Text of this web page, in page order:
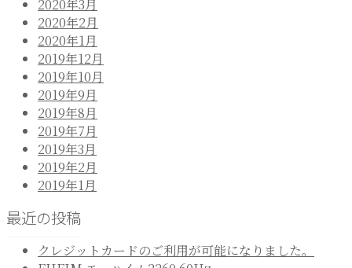
2020年3月
2020年2月
2020年1月
2019年12月
2019年10月
2019年9月
2019年8月
2019年7月
2019年3月
2019年2月
2019年1月
最近の投稿
クレジットカードのご利用が可能になりました。